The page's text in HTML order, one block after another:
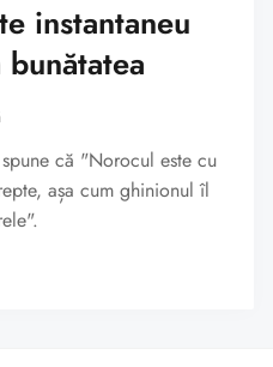
instantaneu
că "Norocul este cu
așa cum ghinionul îl